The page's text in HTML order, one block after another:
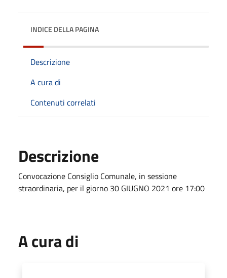
INDICE DELLA PAGINA
Descrizione
A cura di
Contenuti correlati
Descrizione
Convocazione Consiglio Comunale, in sessione
straordinaria, per il giorno 30 GIUGNO 2021 ore 17:00
A cura di